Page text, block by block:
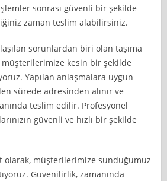
sonrası güvenli bir şekilde
zaman teslim alabilirsiniz.
sorunlardan biri olan taşıma
kesin bir şekilde
Yapılan anlaşmalara uygun
sürede adresinden alınır ve
teslim edilir. Profesyonel
güvenli ve hızlı bir şekilde
olarak, müşterilerimize sunduğumuz
Güvenilirlik, zamanında